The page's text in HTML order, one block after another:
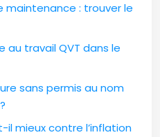
maintenance : trouver le
au travail QVT dans le
sans permis au nom
il mieux contre l’inflation